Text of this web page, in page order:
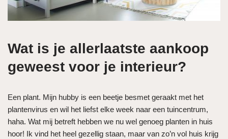
Wat is je allerlaatste aankoop
geweest voor je interieur?
Een plant. Mijn hubby is een beetje besmet geraakt met het
plantenvirus en wil het liefst elke week naar een tuincentrum,
haha. Wat mij betreft hebben we nu wel genoeg planten in huis
hoor! Ik vind het heel gezellig staan, maar van zo’n vol huis krijg